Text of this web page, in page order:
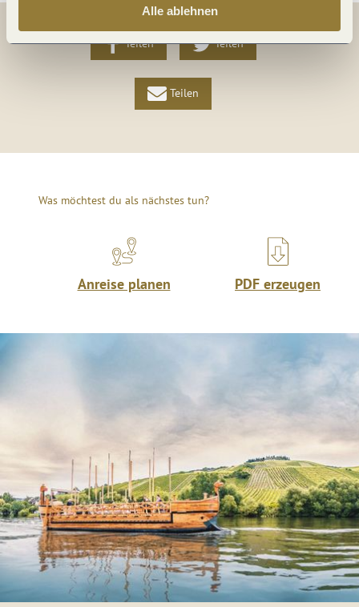
Alle ablehnen
Teilen Teilen
Teilen
Was möchtest du als nächstes tun?
Anreise planen PDF erzeugen